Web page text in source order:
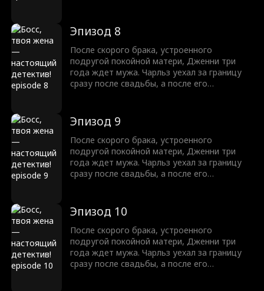
подставляют, Чарльз встает на ее защиту,
но новые козни и тайны мешают им быть
вместе.
Эпизод 8
После скорого брака, устроенного
подругой покойной матери, Дженни три
года ждет мужа. Чарльз уехал за границу
сразу после свадьбы, а после его
подставляют, Чарльз встает на ее защиту,
но новые козни и тайны мешают им быть
вместе.
Эпизод 9
После скорого брака, устроенного
подругой покойной матери, Дженни три
года ждет мужа. Чарльз уехал за границу
сразу после свадьбы, а после его
подставляют, Чарльз встает на ее защиту,
но новые козни и тайны мешают им быть
вместе.
Эпизод 10
После скорого брака, устроенного
подругой покойной матери, Дженни три
года ждет мужа. Чарльз уехал за границу
сразу после свадьбы, а после его